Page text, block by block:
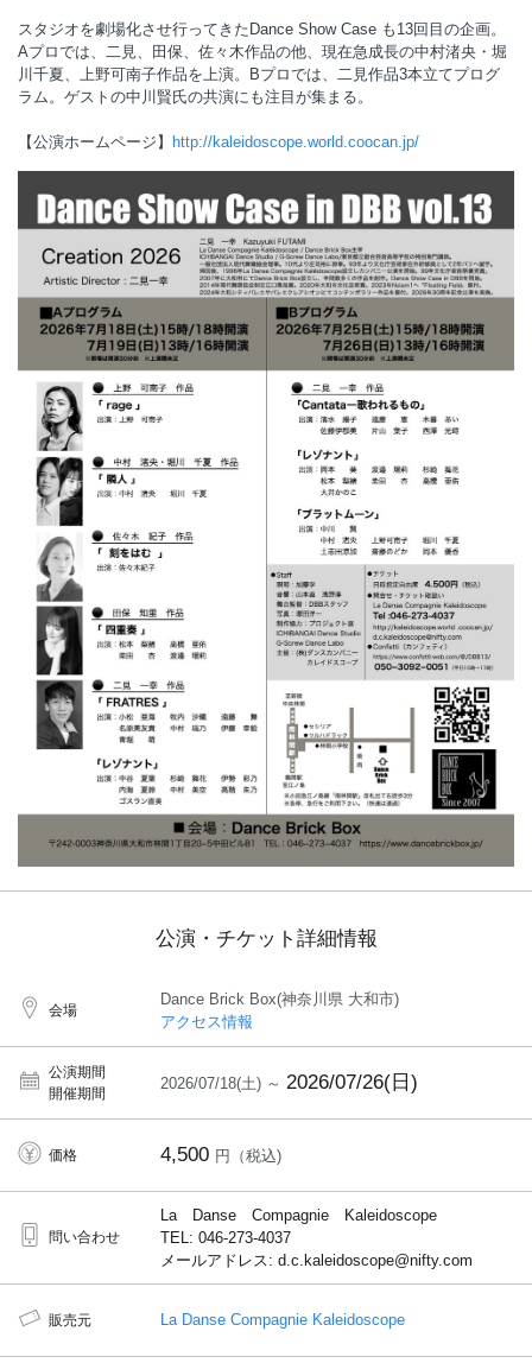
スタジオを劇場化させ行ってきたDance Show Case も13回目の企画。
Aプロでは、二見、田保、佐々木作品の他、現在急成長の中村渚央・堀
川千夏、上野可南子作品を上演。Bプロでは、二見作品3本立てプログ
ラム。ゲストの中川賢氏の共演にも注目が集まる。
【公演ホームページ】 http://kaleidoscope.world.coocan.jp/
公演・チケット詳細情報
会場
Dance Brick Box(神奈川県 大和市)
アクセス情報
公演期間
開催期間
2026/07/18(土) ～ 2026/07/26(日)
価格 4,500 円（税込)
問い合わせ
La Danse Compagnie Kaleidoscope
TEL: 046-273-4037
メールアドレス: d.c.kaleidoscope@nifty.com
販売元 La Danse Compagnie Kaleidoscope